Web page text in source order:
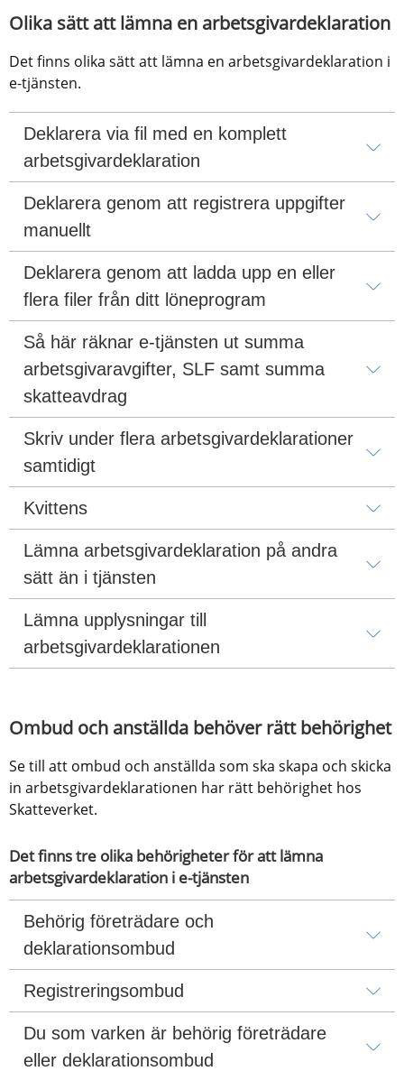
Olika sätt att lämna en arbetsgivardeklaration
Det finns olika sätt att lämna en arbetsgivardeklaration i
e-tjänsten.
Deklarera via fil med en komplett
arbetsgivardeklaration
Deklarera genom att registrera uppgifter
manuellt
Deklarera genom att ladda upp en eller
flera filer från ditt löneprogram
Så här räknar e-tjänsten ut summa
arbetsgivaravgifter, SLF samt summa
skatteavdrag
Skriv under flera arbetsgivardeklarationer
samtidigt
Kvittens
Lämna arbetsgivardeklaration på andra
sätt än i tjänsten
Lämna upplysningar till
arbetsgivardeklarationen
Ombud och anställda behöver rätt behörighet
Se till att ombud och anställda som ska skapa och skicka
in arbetsgivardeklarationen har rätt behörighet hos
Skatteverket.
Det finns tre olika behörigheter för att lämna
arbetsgivardeklaration i e-tjänsten
Behörig företrädare och
deklarationsombud
Registreringsombud
Du som varken är behörig företrädare
eller deklarationsombud